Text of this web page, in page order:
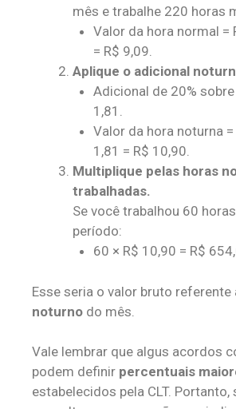
mês e trabalhe 220 horas
Valor da hora normal =
= R$ 9,09.
Aplique o adicional
Adicional de 20% sobre
1,81.
Valor da hora noturna =
1,81 = R$ 10,90.
Multiplique pelas horas
trabalhadas.
Se você trabalhou 60
período:
60 × R$ 10,90 = R$
Esse seria o valor bruto referente
noturno do mês.
Vale lembrar que algus acordos
podem definir percentuais
estabelecidos pela CLT. Portanto,